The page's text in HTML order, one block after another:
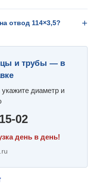
отвод 114×3,5?
и трубы — в
диаметр и
02
день в день!